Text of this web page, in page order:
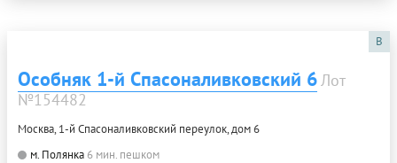
B
Особняк 1-й Спасоналивковский 6Лот
№154482
Москва, 1-й Спасоналивковский переулок, дом 6
м. Полянка 6 мин. пешком